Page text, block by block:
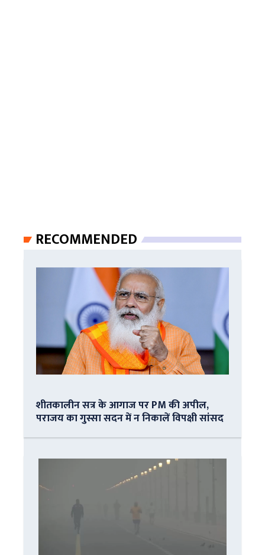
RECOMMENDED
शीतकालीन सत्र के आगाज पर PM की अपील,
पराजय का गुस्सा सदन में न निकालें विपक्षी सांसद